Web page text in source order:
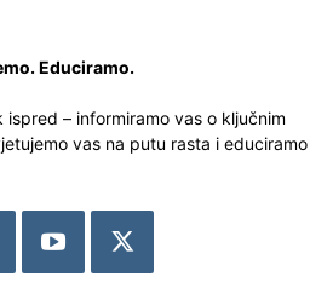
Educiramo.
ispred – informiramo vas o ključnim
vas na putu rasta i educiramo